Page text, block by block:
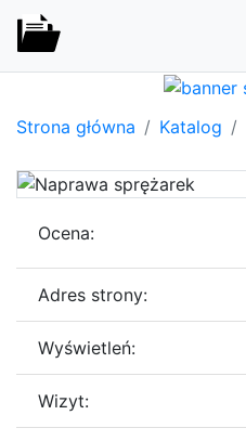
Strona główna Katalog
Ocena:
Adres strony:
Wyświetleń:
Wizyt: